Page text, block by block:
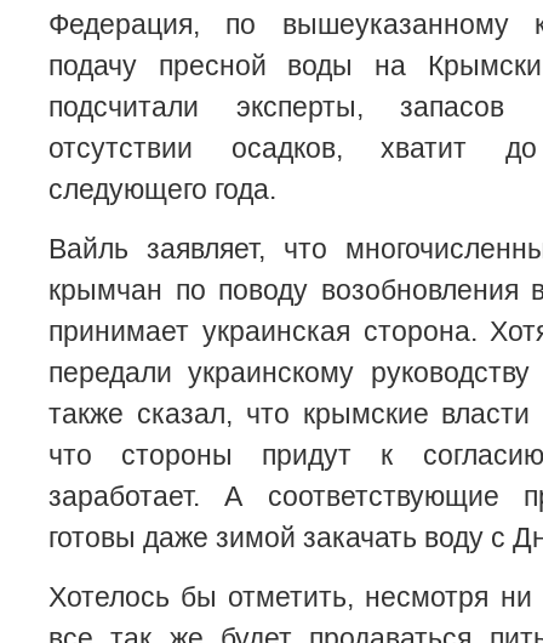
Федерация, по вышеуказанному
подачу пресной воды на
подсчитали эксперты,
отсутствии осадков, хватит
следующего года.
Вайль заявляет, что
крымчан по поводу возобновления
принимает украинская сторона.
передали украинскому
также сказал, что крымские власти
что стороны придут к
заработает. А соответствующие
готовы даже зимой закачать воду с
Хотелось бы отметить, несмотря